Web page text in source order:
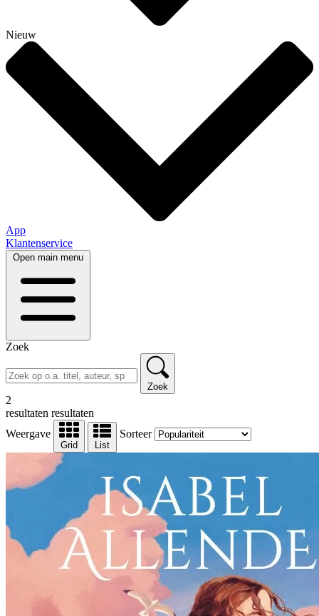
Nieuw
App
Klantenservice
Open main menu
Zoek
Zoek
2
resultaten resultaten
Weergave
Grid List
Sorteer